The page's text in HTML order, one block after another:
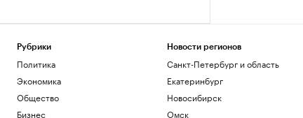
Рубрики
Политика
Экономика
Общество
Бизнес
Новости регионов
Санкт-Петербург и область
Екатеринбург
Новосибирск
Омск